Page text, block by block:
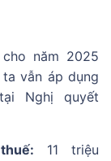
năm 2025
vẫn áp dụng
Nghị quyết
11 triệu